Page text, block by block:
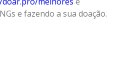
e fazendo a sua doação.